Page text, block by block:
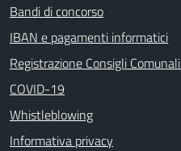
Bandi di concorso
IBAN e pagamenti informatici
Registrazione Consigli
COVID-19
Whistleblowing
Informativa privacy